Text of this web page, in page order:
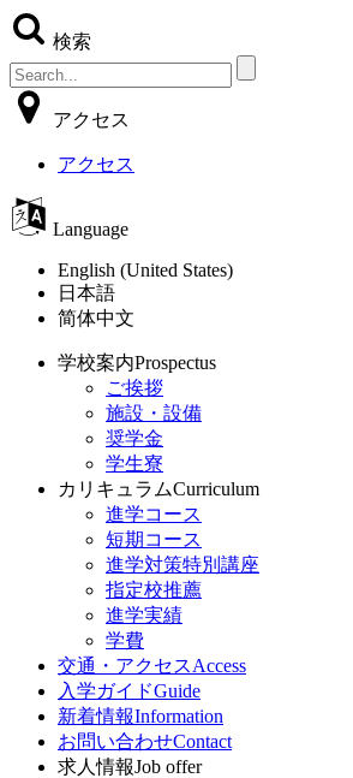
検索
アクセス
アクセス
Language
English (United States)
日本語
简体中文
学校案内Prospectus
ご挨拶
施設・設備
奨学金
学生寮
カリキュラムCurriculum
進学コース
短期コース
進学対策特別講座
指定校推薦
進学実績
学費
交通・アクセスAccess
入学ガイドGuide
新着情報Information
お問い合わせContact
求人情報Job offer